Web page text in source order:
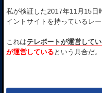
私が検証した2017年11月15日
イントサイトを持っているレ
これはテレボートが運営してい
が運営しているという具合だ。